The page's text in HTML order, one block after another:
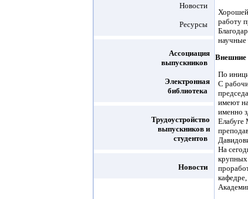
Новости
Ресурсы
Ассоциация
выпускников
Электронная
библиотека
Трудоустройство
выпускников и
студентов
Новости
Хорошей
работу
научные
Внешние
По
С
имеют
именно
Елабуге
На
крупных